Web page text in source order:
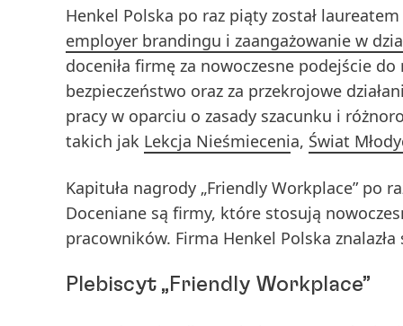
Henkel Polska po raz piąty został
employer brandingu i zaangażowanie w
doceniła firmę za nowoczesne podejście
bezpieczeństwo oraz za przekrojowe
pracy w oparciu o zasady szacunku i
takich jak Lekcja Nieśmiecenia, Świat
Kapituła nagrody „Friendly Workplace” po
Doceniane są firmy, które stosują
pracowników. Firma Henkel Polska
Plebiscyt „Friendly Workplace”